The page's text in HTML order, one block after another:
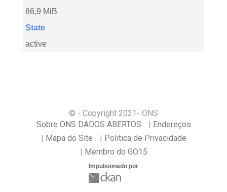
86,9 MiB
State
active
© - Copyright 2021 - ONS
Sobre ONS DADOS ABERTOS
Endereços
Mapa do Site
Politica de Privacidade
Membro do GO15
Impulsionado por